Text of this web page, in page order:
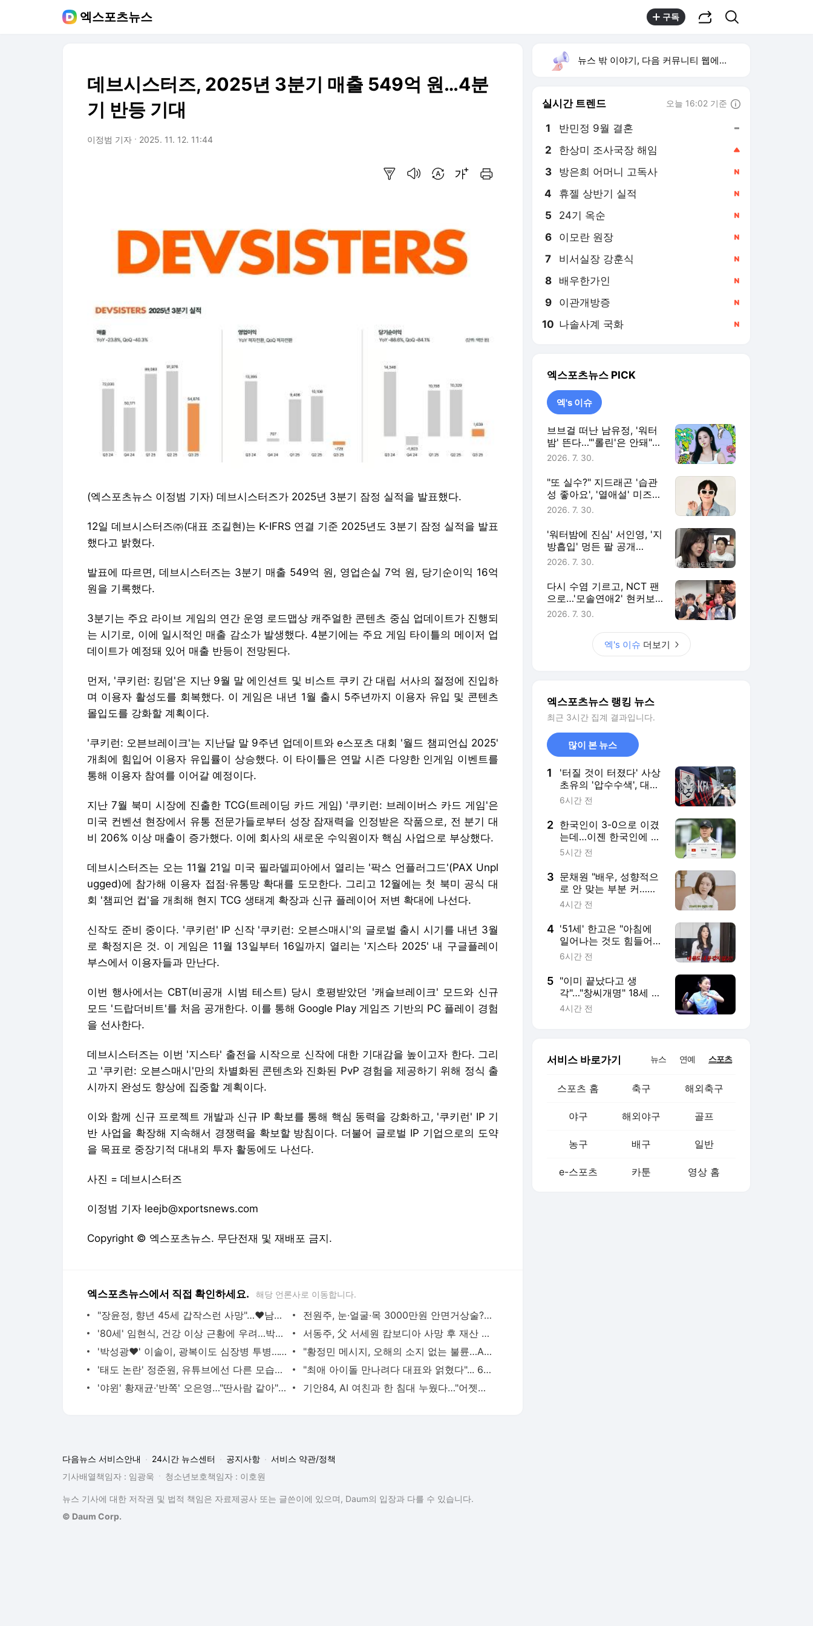
엑스포츠뉴스 구독
데브시스터즈, 2025년 3분기 매출 549억 원…4분
기 반등 기대
이정범 기자 2025. 11. 12. 11:44
(엑스포츠뉴스 이정범 기자) 데브시스터즈가 2025년 3분기 잠정 실적을 발표했다.
12일 데브시스터즈㈜(대표 조길현)는 K-IFRS 연결 기준 2025년도 3분기 잠정 실적을 발표
했다고 밝혔다.
발표에 따르면, 데브시스터즈는 3분기 매출 549억 원, 영업손실 7억 원, 당기순이익 16억
원을 기록했다.
3분기는 주요 라이브 게임의 연간 운영 로드맵상 캐주얼한 콘텐츠 중심 업데이트가 진행되
는 시기로, 이에 일시적인 매출 감소가 발생했다. 4분기에는 주요 게임 타이틀의 메이저 업
데이트가 예정돼 있어 매출 반등이 전망된다.
먼저, '쿠키런: 킹덤'은 지난 9월 말 에인션트 및 비스트 쿠키 간 대립 서사의 절정에 진입하
며 이용자 활성도를 회복했다. 이 게임은 내년 1월 출시 5주년까지 이용자 유입 및 콘텐츠
몰입도를 강화할 계획이다.
'쿠키런: 오븐브레이크'는 지난달 말 9주년 업데이트와 e스포츠 대회 '월드 챔피언십 2025'
개최에 힘입어 이용자 유입률이 상승했다. 이 타이틀은 연말 시즌 다양한 인게임 이벤트를
통해 이용자 참여를 이어갈 예정이다.
지난 7월 북미 시장에 진출한 TCG(트레이딩 카드 게임) '쿠키런: 브레이버스 카드 게임'은
미국 컨벤션 현장에서 유통 전문가들로부터 성장 잠재력을 인정받은 작품으로, 전 분기 대
비 206% 이상 매출이 증가했다. 이에 회사의 새로운 수익원이자 핵심 사업으로 부상했다.
데브시스터즈는 오는 11월 21일 미국 필라델피아에서 열리는 '팍스 언플러그드'(PAX Unpl
ugged)에 참가해 이용자 접점·유통망 확대를 도모한다. 그리고 12월에는 첫 북미 공식 대
회 '챔피언 컵'을 개최해 현지 TCG 생태계 확장과 신규 플레이어 저변 확대에 나선다.
신작도 준비 중이다. '쿠키런' IP 신작 '쿠키런: 오븐스매시'의 글로벌 출시 시기를 내년 3월
로 확정지은 것. 이 게임은 11월 13일부터 16일까지 열리는 '지스타 2025' 내 구글플레이
부스에서 이용자들과 만난다.
이번 행사에서는 CBT(비공개 시범 테스트) 당시 호평받았던 '캐슬브레이크' 모드와 신규
모드 '드랍더비트'를 처음 공개한다. 이를 통해 Google Play 게임즈 기반의 PC 플레이 경험
을 선사한다.
데브시스터즈는 이번 '지스타' 출전을 시작으로 신작에 대한 기대감을 높이고자 한다. 그리
고 '쿠키런: 오븐스매시'만의 차별화된 콘텐츠와 진화된 PvP 경험을 제공하기 위해 정식 출
시까지 완성도 향상에 집중할 계획이다.
이와 함께 신규 프로젝트 개발과 신규 IP 확보를 통해 핵심 동력을 강화하고, '쿠키런' IP 기
반 사업을 확장해 지속해서 경쟁력을 확보할 방침이다. 더불어 글로벌 IP 기업으로의 도약
을 목표로 중장기적 대내외 투자 활동에도 나선다.
사진 = 데브시스터즈
이정범 기자 leejb@xportsnews.com
Copyright © 엑스포츠뉴스. 무단전재 및 재배포 금지.
엑스포츠뉴스에서 직접 확인하세요. 해당 언론사로 이동합니다.
"장윤정, 향년 45세 갑작스런 사망"…♥남편·동료 분노한 가짜뉴스
전원주, 눈·얼굴·목 3000만원 안면거상술? "젊어지고 싶다"
'80세' 임현식, 건강 이상 근황에 우려…박원숙 "전화도 못 받더니 회복" (같이 삽시다)
서동주, 父 서세원 캄보디아 사망 후 재산 증발…"집도 날렸다"
'박성광♥' 이솔이, 광복이도 심장병 투병…"헤어짐, 받아들이기 힘들어"
"황정민 메시지, 오해의 소지 없는 불륜…A씨는 스토킹" 현직 변호사 해석 [엑's 이슈]
'태도 논란' 정준원, 유튜브에선 다른 모습…"난 안 되는 놈인가 생각" [엑's 이슈]
"최애 아이돌 만나려다 대표와 얽혔다"... 6억뷰 웹툰 원작 '최애의 사원'
'야윈' 황재균·'반쪽' 오은영…"딴사람 같아" 측근도 놀란 감량법 뭐길래 [엑's 이슈]
기안84, AI 여친과 한 침대 누웠다…"어젯밤 어땠어?" (기이안 연애)
뉴스 밖 이야기, 다음 커뮤니티 웹에서 보기
실시간 트렌드 오늘 16:02 기준
1 반민정 9월 결혼
2 한상미 조사국장 해임
3 방은희 어머니 고독사
4 휴젤 상반기 실적
5 24기 옥순
6 이모란 원장
7 비서실장 강훈식
8 배우한가인
9 이관개방증
10 나솔사계 국화
엑스포츠뉴스 PICK
엑's 이슈
브브걸 떠난 남유정, '워터
밤' 뜬다…"'롤린'은 안돼"
vs "무대로 보자" 갑론을박
2026. 7. 30.
"또 실수?" 지드래곤 '습관
성 좋아요', '열애설' 미즈하
라 키코까지 소환 [엑's 이
2026. 7. 30.
'워터밤에 진심' 서인영, '지
방흡입' 멍든 팔 공개
후…"부기 빠지는 중" [엑's
2026. 7. 30.
다시 수염 기르고, NCT 팬
으로…'모솔연애2' 현커보
다 더 궁금한 출연자 근황
2026. 7. 30.
엑's 이슈 더보기
엑스포츠뉴스 랭킹 뉴스
최근 3시간 집계 결과입니다.
많이 본 뉴스
1
'터질 것이 터졌다' 사상
초유의 '압수수색', 대한
축구협회는 '초상집'…홍
생도 소환
6시간 전
2 한국인이 3-0으로 이겼
는데…이젠 한국인에 0-
3으로 무너지네→인니
르', STY 끝내 소환
5시간 전
3 문채원 "배우, 성향적으
로 안 맞는 부분 커…따
라가기 힘들다" 솔직 고
4시간 전
4 '51세' 한고은 "아침에
일어나는 것도 힘들어…
내 몸 같지 않다" 토로
6시간 전
5 "이미 끝났다고 생
각"…"창씨개명" 18세 日
탁구 천재, 역전승 뒤 눈
4시간 전
서비스 바로가기 뉴스 연예 스포츠
스포츠 홈 축구 해외축구
야구 해외야구 골프
농구 배구 일반
e-스포츠 카툰 영상 홈
다음뉴스 서비스안내 24시간 뉴스센터 공지사항
서비스 약관/정책
기사배열책임자 : 임광욱
청소년보호책임자 : 이호원
뉴스 기사에 대한 저작권 및 법적 책임은 자료제공사 또는 글쓴이에 있으며, Daum의 입장과 다를 수 있습니다.
© Daum Corp.